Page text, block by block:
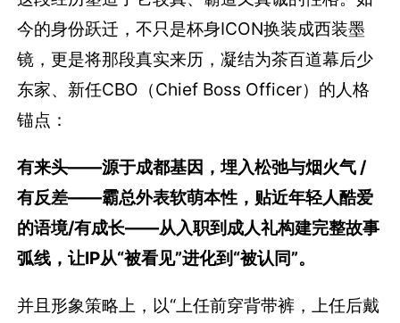
今的身份跃迁，不只是杯身ICON换装成西装墨
镜，更是将那段真实来历，凝结为茶百道幕后少
东家、新任CBO（Chief Boss Officer）的人格
锚点：
有来头——源于成都基因，埋入松弛与烟火气 /
有反差——霸总外表软萌本性，贴近年轻人酷爱
的语境/有成长——从入职到成人礼构建完整故事
弧线，让IP从“被看见”进化到“被认同”。
并且形象策略上，以“上任前穿背带裤，上任后戴